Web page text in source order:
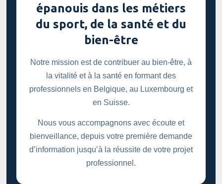
épanouis dans les métiers
du sport, de la santé et du
bien-être
Notre mission est de contribuer au bien-être, à
la vitalité et à la santé en formant des
professionnels en Belgique, au Luxembourg et
en Suisse.
Nous vous accompagnons avec écoute et
bienveillance, depuis votre première demande
d’information jusqu’à la réussite de votre projet
professionnel.